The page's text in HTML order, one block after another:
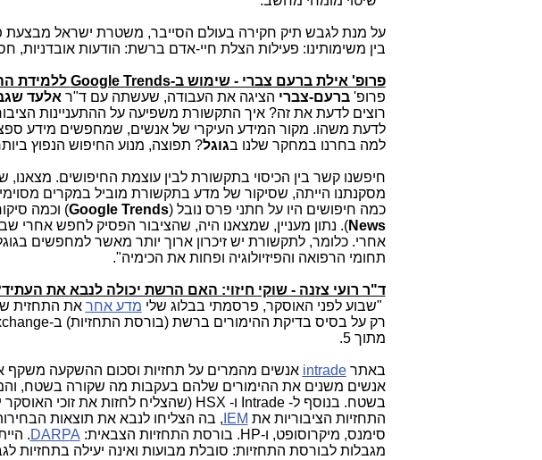
על מנת לגבש תיק חקירה בעולם הסייבר, משטרת ישראל מבצעת
בין משימותינו: פעילות הצלת חיי-אדם ברשת: הודעות אובדניות,
פרופ' אילת ברעם צברי - שימוש ב-Google Trends ללמידת
פרופ'ברעם-צברי הציגה את העבודה, שעשתה עם ד"ר אלעד
רוצים לדעת את זה? איך התקשורת משפיעה על ההתעניינות
לדעת משהו. מקור המידע העיקרי של אנשים, שמחפשים מידע
למה בחרנו במחקר שלנו בגוגל? תפוצה, מנוע החיפוש הנפוץ
מסקנתנו הייתה, שסיקור של מדע בתקשורת מוביל במקרים
כמה חיפושים היו על חתני פרס נובל (Google Trends) וכמה
News). נתון מעניין, שמצאנו היה, שהציבור הפסיק לחפש אחרי
אחרי. כלומר, לתקשורת יש זיכרון ארוך יותר מאשר למחפשים
תחומי הרפואה והפיזיולוגיה ופחות את הכימיה".
ד"ר רועי צזנה - שוקי חיזוי: האם הרשת יכולה לנבא את
"שבוע לפני האוסקר, פרסמתי בבלוג שלי מדע אחר את התחזית
רק על בסיס בדיקת ההימורים ברשת (בורסת התחזיות) ב-
מתוך 5.
באתרintrade אנשים מהמרים על תחזיות וסכום ההשקעה משקף
אנשים משנים את ההימורים שלהם בעקבות מה שקורה בשטח,
בשטח. בנוסף ל- Intrade ו- HSX (שהצליח לחזות את זוכי
התחזיות הציבוריות את IEM , בה הצליחו לנבא את תוצאות
סימנס, מיקרוסופט, ו-HP. בורסת התחזיות הצבאית: DARPA
.
מגבלות לבורסת התחזיות: סובלת מבועות ואינה יעילה בתחזיות